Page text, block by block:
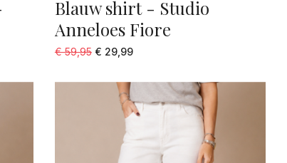
Blauw shirt - Studio
Anneloes Fiore
€ 59,95 € 29,99